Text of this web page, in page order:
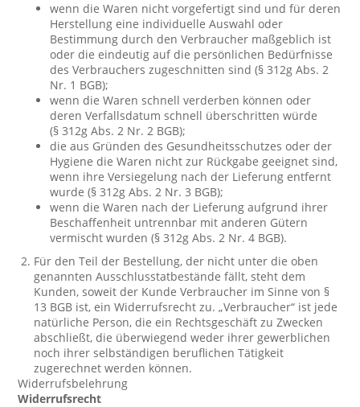
wenn die Waren nicht vorgefertigt sind und für deren
Herstellung eine individuelle Auswahl oder
Bestimmung durch den Verbraucher maßgeblich ist
oder die eindeutig auf die persönlichen Bedürfnisse
des Verbrauchers zugeschnitten sind (§ 312g Abs. 2
Nr. 1 BGB);
wenn die Waren schnell verderben können oder
deren Verfallsdatum schnell überschritten würde
(§ 312g Abs. 2 Nr. 2 BGB);
die aus Gründen des Gesundheitsschutzes oder der
Hygiene die Waren nicht zur Rückgabe geeignet sind,
wenn ihre Versiegelung nach der Lieferung entfernt
wurde (§ 312g Abs. 2 Nr. 3 BGB);
wenn die Waren nach der Lieferung aufgrund ihrer
Beschaffenheit untrennbar mit anderen Gütern
vermischt wurden (§ 312g Abs. 2 Nr. 4 BGB).
Für den Teil der Bestellung, der nicht unter die oben
genannten Ausschlusstatbestände fällt, steht dem
Kunden, soweit der Kunde Verbraucher im Sinne von §
13 BGB ist, ein Widerrufsrecht zu. „Verbraucher“ ist jede
natürliche Person, die ein Rechtsgeschäft zu Zwecken
abschließt, die überwiegend weder ihrer gewerblichen
noch ihrer selbständigen beruflichen Tätigkeit
zugerechnet werden können.
Widerrufsbelehrung
Widerrufsrecht